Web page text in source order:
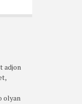
adjon
olyan